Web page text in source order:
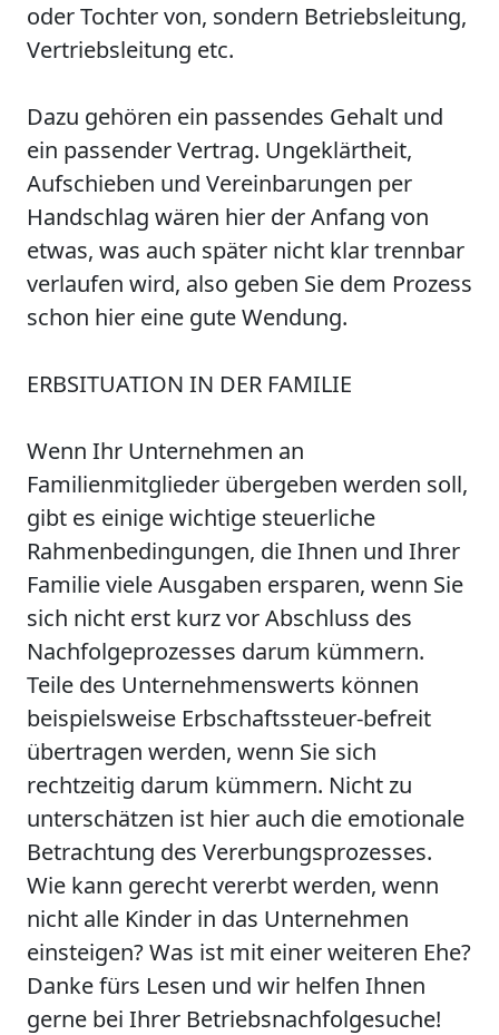
oder Tochter von, sondern Betriebsleitung,
Vertriebsleitung etc.
Dazu gehören ein passendes Gehalt und
ein passender Vertrag. Ungeklärtheit,
Aufschieben und Vereinbarungen per
Handschlag wären hier der Anfang von
etwas, was auch später nicht klar trennbar
verlaufen wird, also geben Sie dem Prozess
schon hier eine gute Wendung.
ERBSITUATION IN DER FAMILIE
Wenn Ihr Unternehmen an
Familienmitglieder übergeben werden soll,
gibt es einige wichtige steuerliche
Rahmenbedingungen, die Ihnen und Ihrer
Familie viele Ausgaben ersparen, wenn Sie
sich nicht erst kurz vor Abschluss des
Nachfolgeprozesses darum kümmern.
Teile des Unternehmenswerts können
beispielsweise Erbschaftssteuer-befreit
übertragen werden, wenn Sie sich
rechtzeitig darum kümmern. Nicht zu
unterschätzen ist hier auch die emotionale
Betrachtung des Vererbungsprozesses.
Wie kann gerecht vererbt werden, wenn
nicht alle Kinder in das Unternehmen
einsteigen? Was ist mit einer weiteren Ehe?
Danke fürs Lesen und wir helfen Ihnen
gerne bei Ihrer Betriebsnachfolgesuche!